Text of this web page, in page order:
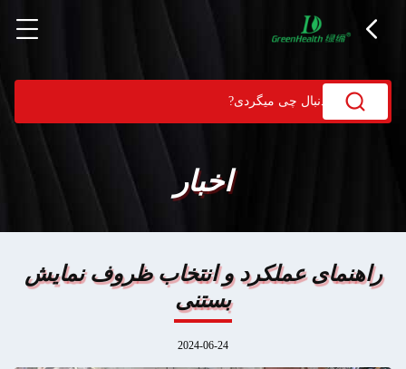
اخبار
راهنمای عملکرد و انتخاب ظروف نمایش
بستنی
2024-06-24